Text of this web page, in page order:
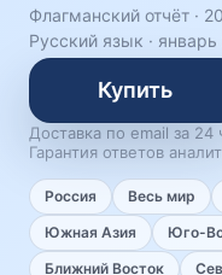
Флагманский отчёт ·
Русский язык · январь
Купить
Доставка по email за 24
Гарантия ответов
Россия Весь мир
Южная Азия
Юго-
Ближний Восток